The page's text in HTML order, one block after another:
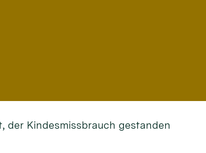
der Kindesmissbrauch gestanden